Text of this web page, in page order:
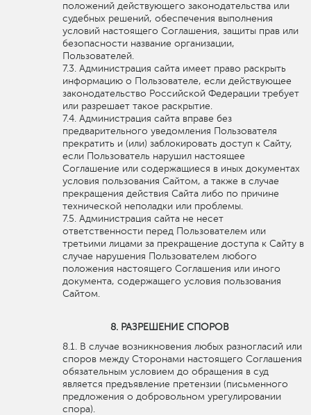
положений действующего законодательства или
судебных решений, обеспечения выполнения
условий настоящего Соглашения, защиты прав или
безопасности название организации,
Пользователей.
Администрация сайта имеет право раскрыть
информацию о Пользователе, если действующее
законодательство Российской Федерации требует
или разрешает такое раскрытие.
Администрация сайта вправе без
предварительного уведомления Пользователя
прекратить и (или) заблокировать доступ к Сайту,
если Пользователь нарушил настоящее
Соглашение или содержащиеся в иных документах
условия пользования Сайтом, а также в случае
прекращения действия Сайта либо по причине
технической неполадки или проблемы.
Администрация сайта не несет
ответственности перед Пользователем или
третьими лицами за прекращение доступа к Сайту в
случае нарушения Пользователем любого
положения настоящего Соглашения или иного
документа, содержащего условия пользования
Сайтом.
РАЗРЕШЕНИЕ СПОРОВ
В случае возникновения любых разногласий или
споров между Сторонами настоящего Соглашения
обязательным условием до обращения в суд
является предъявление претензии (письменного
предложения о добровольном урегулировании
спора).